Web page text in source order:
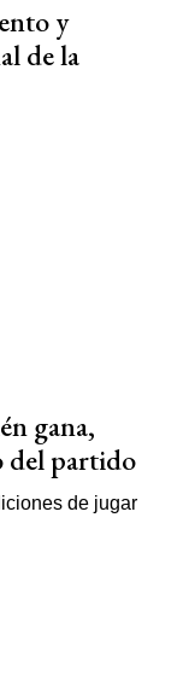
y
de la
gana,
del partido